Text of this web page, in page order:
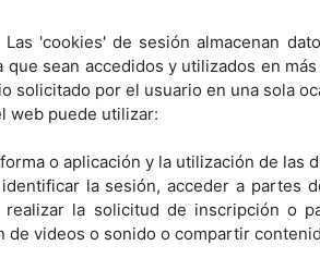
'cookies' de sesión almacenan
sean accedidos y utilizados en
solicitado por el usuario en una sola
web puede utilizar:
o aplicación y la utilización de las
la sesión, acceder a partes
la solicitud de inscripción o
videos o sonido o compartir